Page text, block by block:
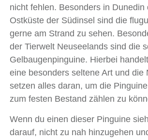
nicht fehlen. Besonders in Dunedin
Ostküste der Südinsel sind die
gerne am Strand zu sehen.
der Tierwelt Neuseelands sind die
Gelbaugenpinguine. Hierbei
eine besonders seltene Art und die
setzen alles daran, um die
zum festen Bestand zählen zu
Wenn du einen dieser Pinguine
darauf, nicht zu nah hinzugehen